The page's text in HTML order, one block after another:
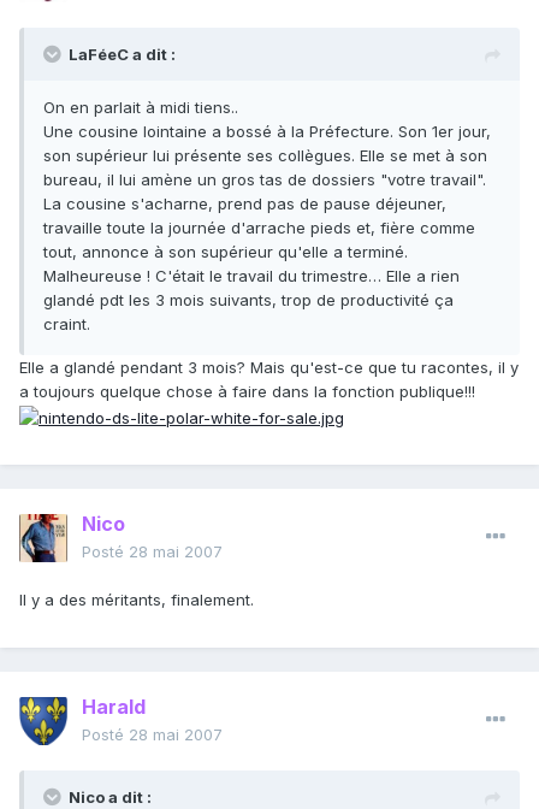
LaFéeC a dit :
On en parlait à midi tiens..
Une cousine lointaine a bossé à la Préfecture. Son 1er jour,
son supérieur lui présente ses collègues. Elle se met à son
bureau, il lui amène un gros tas de dossiers "votre travail".
La cousine s'acharne, prend pas de pause déjeuner,
travaille toute la journée d'arrache pieds et, fière comme
tout, annonce à son supérieur qu'elle a terminé.
Malheureuse ! C'était le travail du trimestre… Elle a rien
glandé pdt les 3 mois suivants, trop de productivité ça
craint.
Elle a glandé pendant 3 mois? Mais qu'est-ce que tu racontes, il y
a toujours quelque chose à faire dans la fonction publique!!!
Nico
Posté 28 mai 2007
Il y a des méritants, finalement.
Harald
Posté 28 mai 2007
Nico a dit :